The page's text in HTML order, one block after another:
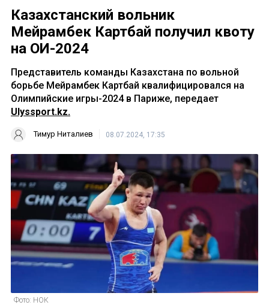
Казахстанский вольник
Мейрамбек Картбай получил квоту
на ОИ-2024
Представитель команды Казахстана по вольной
борьбе Мейрамбек Картбай квалифицировался на
Олимпийские игры-2024 в Париже, передает
Ulyssport.kz.
Тимур Ниталиев 08.07.2024, 17:35
Фото: НОК